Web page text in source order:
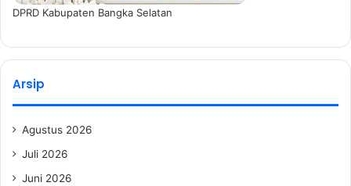
DPRD Kabupaten Bangka Selatan
Arsip
Agustus 2026
Juli 2026
Juni 2026